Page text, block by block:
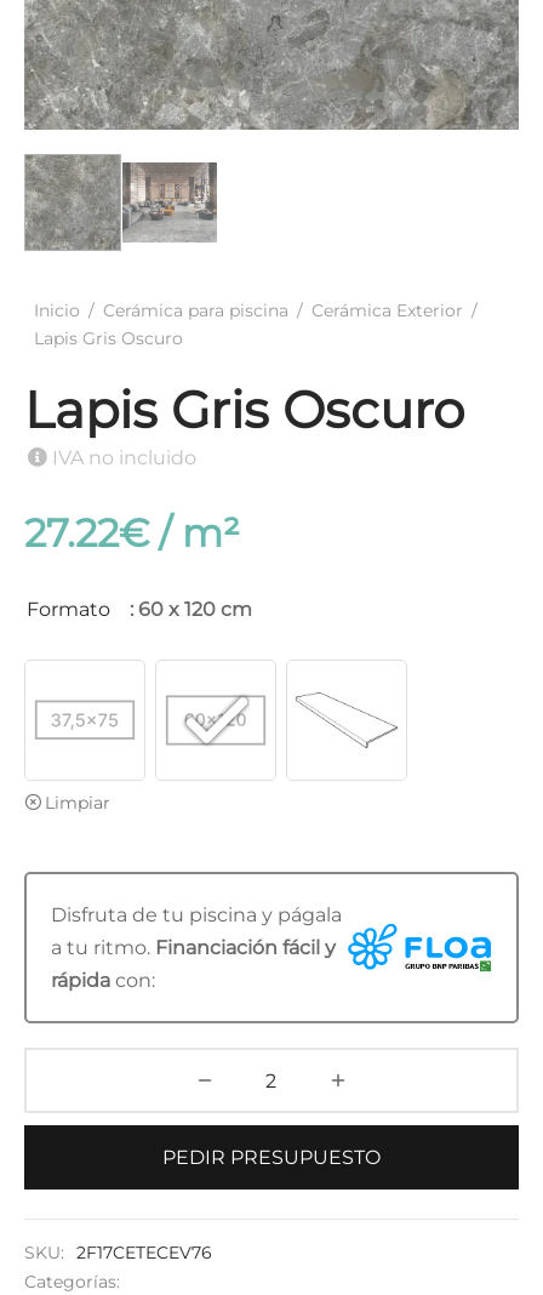
Inicio / Cerámica para piscina / Cerámica Exterior /
Lapis Gris Oscuro
Lapis Gris Oscuro
IVA no incluido
27.22€
Formato : 60 x 120 cm
Limpiar
Disfruta de tu piscina y págala
a tu ritmo. Financiación fácil y
rápida con:
PEDIR PRESUPUESTO
SKU:
2F17CETECEV76
Categorías:
Antideslizante
Gresite